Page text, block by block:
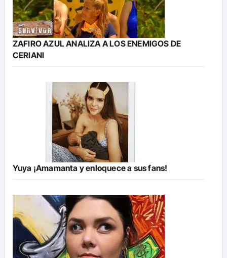
ZAFIRO AZUL ANALIZA A LOS ENEMIGOS DE
CERIANI
Yuya ¡Amamanta y enloquece a sus fans!